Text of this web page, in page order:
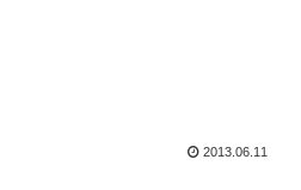
2013.06.11